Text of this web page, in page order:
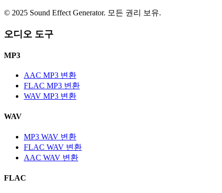
© 2025 Sound Effect Generator. 모든 권리 보유.
오디오 도구
MP3
AAC MP3 변환
FLAC MP3 변환
WAV MP3 변환
WAV
MP3 WAV 변환
FLAC WAV 변환
AAC WAV 변환
FLAC